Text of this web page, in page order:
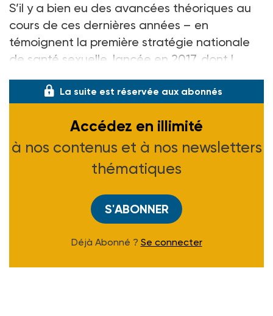
S’il y a bien eu des avancées théoriques au
cours de ces dernières années – en
témoignent la première stratégie nationale
de santé sexuelle, lancée en 2017, dont l
La suite est réservée aux abonnés
Accédez en illimité
à nos contenus et à nos newsletters
thématiques
S'ABONNER
Déjà Abonné ? Se connecter